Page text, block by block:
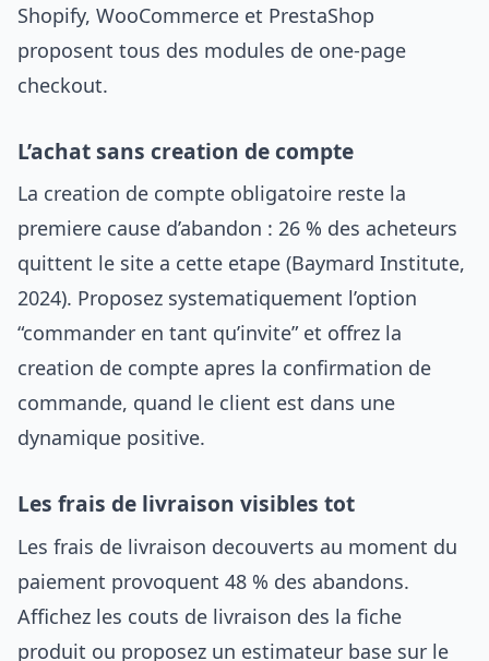
Shopify, WooCommerce et PrestaShop
proposent tous des modules de one-page
checkout.
L’achat sans creation de compte
La creation de compte obligatoire reste la
premiere cause d’abandon : 26 % des acheteurs
quittent le site a cette etape (Baymard Institute,
2024). Proposez systematiquement l’option
“commander en tant qu’invite” et offrez la
creation de compte apres la confirmation de
commande, quand le client est dans une
dynamique positive.
Les frais de livraison visibles tot
Les frais de livraison decouverts au moment du
paiement provoquent 48 % des abandons.
Affichez les couts de livraison des la fiche
produit ou proposez un estimateur base sur le